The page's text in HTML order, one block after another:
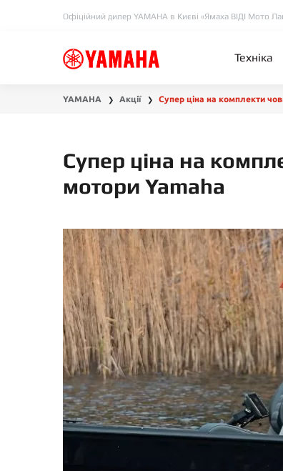
Офіційний дилер YAMAHA в Києві «Ямаха ВІДІ Мото
Техніка
YAMAHA ❯ Акції ❯ Супер ціна на комплекти
Супер ціна на
мотори Yamaha